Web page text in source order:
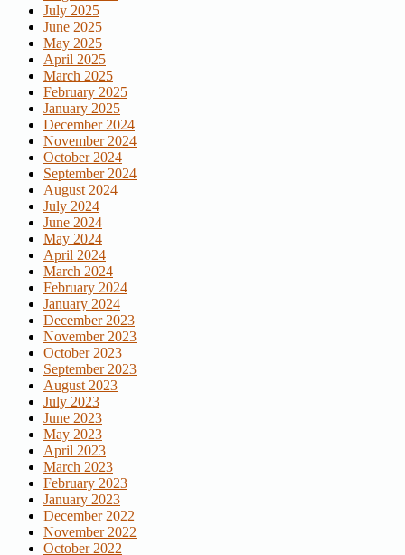
July 2025
June 2025
May 2025
April 2025
March 2025
February 2025
January 2025
December 2024
November 2024
October 2024
September 2024
August 2024
July 2024
June 2024
May 2024
April 2024
March 2024
February 2024
January 2024
December 2023
November 2023
October 2023
September 2023
August 2023
July 2023
June 2023
May 2023
April 2023
March 2023
February 2023
January 2023
December 2022
November 2022
October 2022